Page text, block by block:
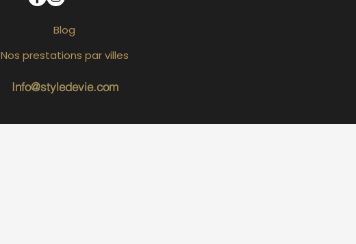
Blog
Info@styledevie.com
Nos prestations par villes